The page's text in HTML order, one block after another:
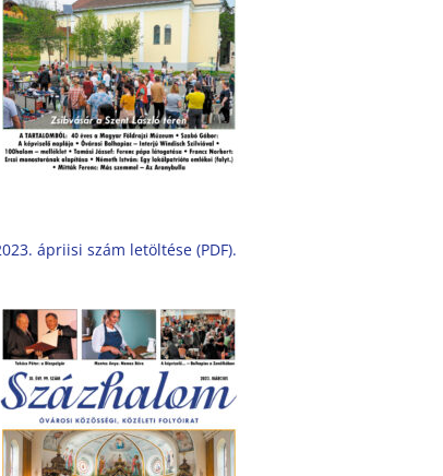
ápriisi szám letöltése (PDF).